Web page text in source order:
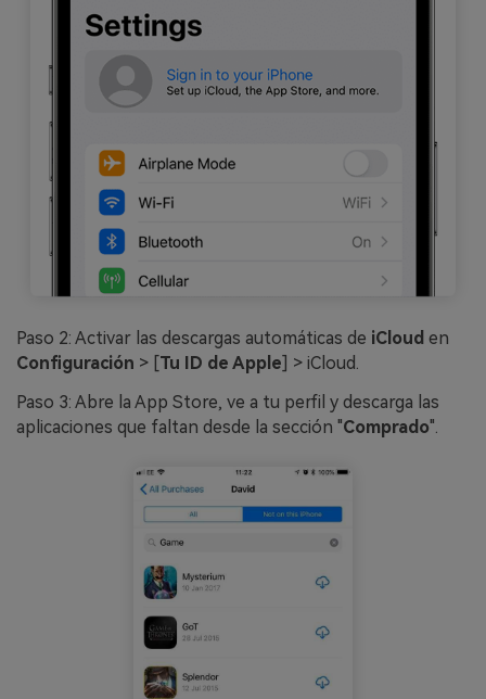
Paso 2: Activar las descargas automáticas de iCloud en
Configuración > [Tu ID de Apple] > iCloud.
Paso 3: Abre la App Store, ve a tu perfil y descarga las
aplicaciones que faltan desde la sección "Comprado".